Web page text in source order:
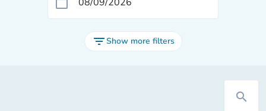
filter_listShow more filters
search